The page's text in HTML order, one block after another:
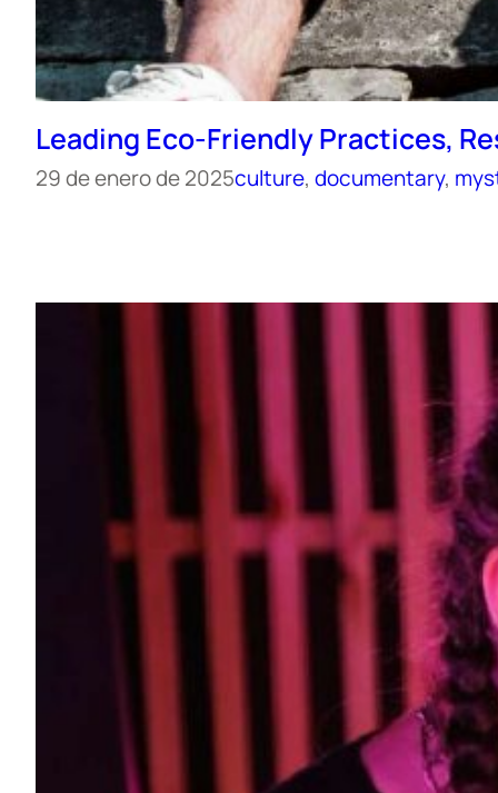
Leading Eco-Friendly Practices,
29 de enero de 2025culture, documentary,